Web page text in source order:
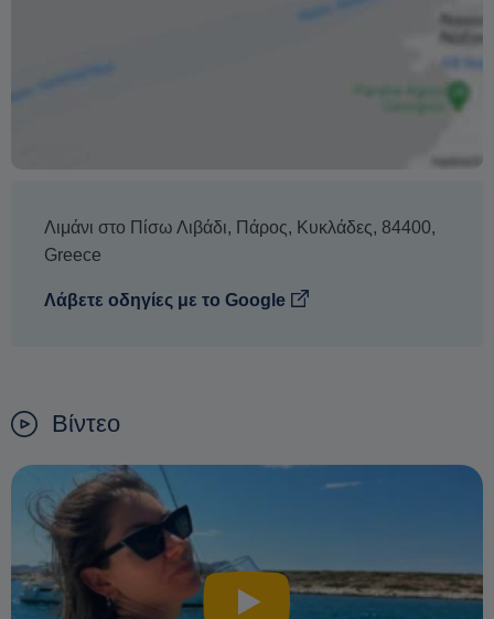
Λιμάνι στο Πίσω Λιβάδι, Πάρος, Κυκλάδες, 84400,
Greece
Λάβετε οδηγίες με το Google
Βίντεο